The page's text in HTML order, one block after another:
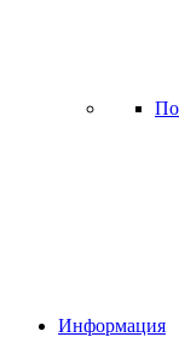
Информация